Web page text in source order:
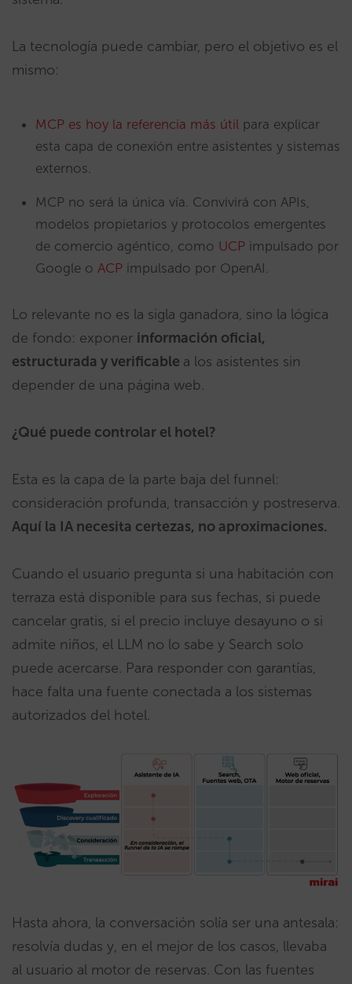
La tecnología puede cambiar, pero el objetivo es el
mismo:
MCP es hoy la referencia más útil para explicar
esta capa de conexión entre asistentes y sistemas
externos.
MCP no será la única vía. Convivirá con APIs,
modelos propietarios y protocolos emergentes
de comercio agéntico, como UCP impulsado por
Google o ACP impulsado por OpenAI.
Lo relevante no es la sigla ganadora, sino la lógica
de fondo: exponer información oficial,
estructurada y verificable a los asistentes sin
depender de una página web.
¿Qué puede controlar el hotel?
Esta es la capa de la parte baja del funnel:
consideración profunda, transacción y postreserva.
Aquí la IA necesita certezas, no aproximaciones.
Cuando el usuario pregunta si una habitación con
terraza está disponible para sus fechas, si puede
cancelar gratis, si el precio incluye desayuno o si
admite niños, el LLM no lo sabe y Search solo
puede acercarse. Para responder con garantías,
hace falta una fuente conectada a los sistemas
autorizados del hotel.
Hasta ahora, la conversación solía ser una antesala:
resolvía dudas y, en el mejor de los casos, llevaba
al usuario al motor de reservas. Con las fuentes